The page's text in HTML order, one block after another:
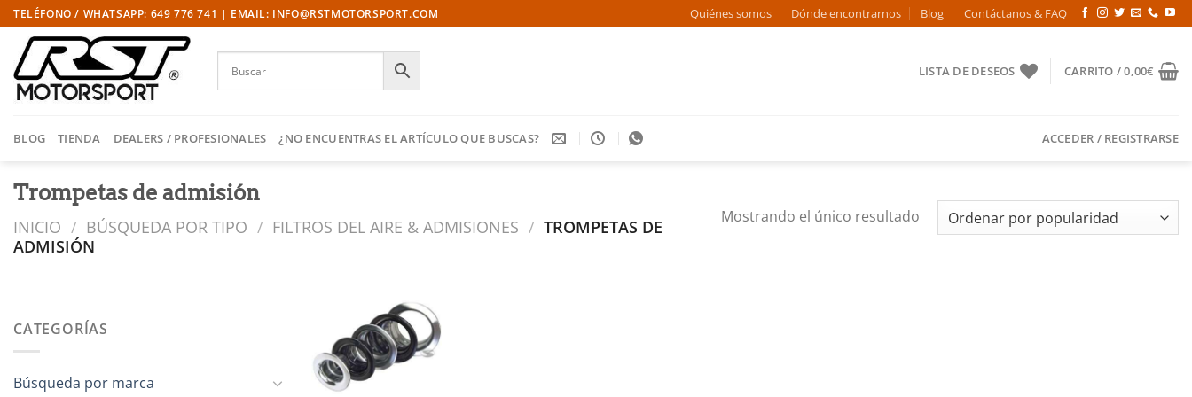
Saltar
al
contenido
TELÉFONO / WHATSAPP: 649 776 741 | EMAIL: INFO@RSTMOTORSPORT.COM Quiénes somos Dónde encontrarnos Blog Contáctanos & FAQ
LISTA DE DESEOS CARRITO /0,00€
BLOG TIENDA DEALERS / PROFESIONALES ¿NO ENCUENTRAS EL ARTÍCULO QUE BUSCAS? ACCEDER / REGISTRARSE
Trompetas de admisión
INICIO / BÚSQUEDA POR TIPO / FILTROS DEL AIRE & ADMISIONES / TROMPETAS DE
ADMISIÓN
Mostrando el único resultado
CATEGORÍAS
Búsqueda por marca
Añadir
a la
lista de
deseos